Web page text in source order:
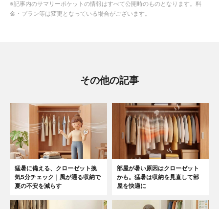
※記事内のサマリーポケットの情報はすべて公開時のものとなります。料
金・プラン等は変更となっている場合がございます。
その他の記事
猛暑に備える、クローゼット換
気5分チェック｜風が通る収納で
夏の不安を減らす
部屋が暑い原因はクローゼット
かも。猛暑は収納を見直して部
屋を快適に